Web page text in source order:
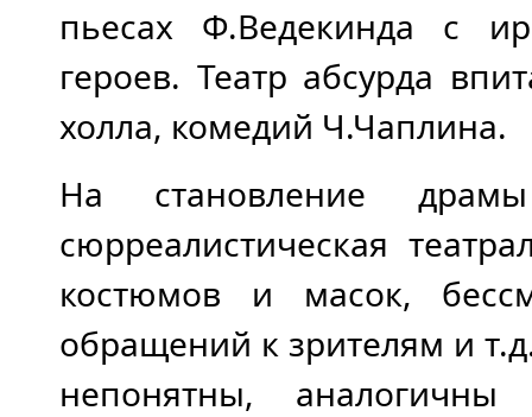
пьесах Ф.Ведекинда с
героев. Театр абсурда
холла, комедий Ч.Чаплина.
На становление
сюрреалистическая
костюмов и масок,
обращений к зрителям и
непонятны,